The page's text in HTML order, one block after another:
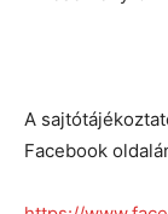
A
Facebook